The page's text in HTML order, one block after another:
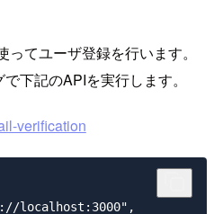
てユーザ登録を行います。
下記のAPIを実行します。
verification
localhost:3000",